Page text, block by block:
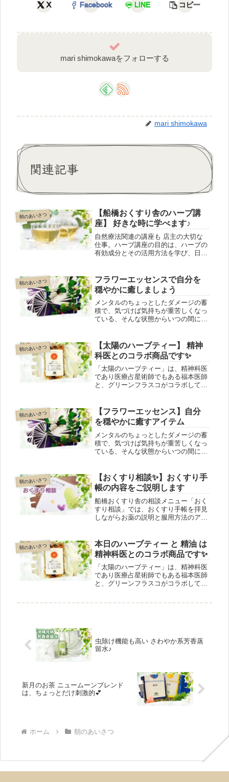
X Facebook LINE コピー
mari shimokawaをフォローする
mari shimokawa
関連記事
朝のあいさつ
【船橋おくすり舎のハーブ講
座】 好きな時に学べます♪
自然療法関連の講座も 店主の大切な
仕事。ハーブ講座の目的は、ハーブの
有効成分とその活用方法を学び、日常
いるものが中心ですが検定が目的では
なく 自分のペースで学びたい方に最
適です。
朝のあいさつ
フラワーエッセンスで自分を
穏やかに癒しましょう
メンタルのちょっとしたダメージの蓄
積で、気づけば気持ちが重苦しくなっ
ている、そんな状態からいつの間にか
で心を癒す自然療法のひとつで、副作
用の心配も、食品や 他の薬剤との相
互作用もありません。エッセンスは38
種類。ご自分で選んでも、店主がお手
伝いしても。
朝のあいさつ
【太陽のハーブティー】 精神
科医とのコラボ商品です✨
「太陽のハーブティー」は、精神科医
であり医療占星術師でもある福本医師
と、グリーンフラスコがコラボして作
カモミール、ジュニパー、ローズマリ
ー。解毒作用、肌トラブルの緩和、リ
フレッシュ効果が期待できます。
朝のあいさつ
【フラワーエッセンス】自分
を穏やかに癒すアイテム
メンタルのちょっとしたダメージの蓄
積で、気づけば気持ちが重苦しくなっ
ている、そんな状態からいつの間にか
で心を癒す自然療法のひとつで、副作
用の心配も、食品や 他の薬剤との相
互作用もありません。エッセンスは38
種類。ご自分で選んでも、店主がお手
伝いしても。
朝のあいさつ
【おくすり相談✨】おくすり手
帳の内容をご説明します
船橋おくすり舎の相談メニュー「おく
すり相談」では、おくすり手帳を拝見
しながらお薬の説明と服用方法のアド
ください。医師の処方を変更するもの
ではありません。この点はご理解の
上、ご相談ください。
朝のあいさつ
本日のハーブティー と 精油 は
精神科医とのコラボ商品です✨
「太陽のハーブティー」は、精神科医
であり医療占星術師でもある福本医師
と、グリーンフラスコがコラボして作
虫除け機能も高い さわやか系芳香蒸
留水♪
新月のお茶 ニュームーンブレンド
は、ちょっとだけ刺激的💕
ホーム 朝のあいさつ